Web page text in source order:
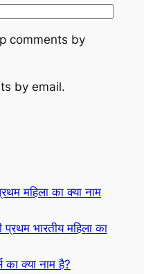
comments by
by email.
महिला का क्या नाम
भारतीय महिला का
का क्या नाम है?